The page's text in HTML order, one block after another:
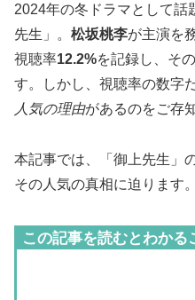
2024年の冬ドラマとして話
先生」。 松坂桃李が主演を
視聴率12.2%を記録し、そ
す。しかし、視聴率の数字
人気の理由があるのをご存
本記事では、「御上先生」
その人気の真相に迫ります。
この記事を読むとわかる